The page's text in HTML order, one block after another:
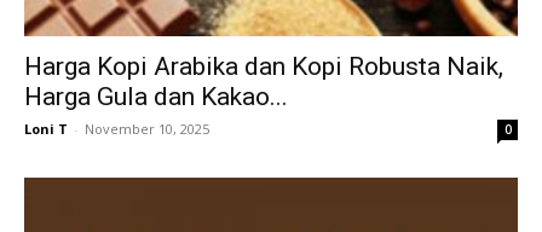
Harga Kopi Arabika dan Kopi Robusta Naik,
Harga Gula dan Kakao...
Loni T - November 10, 2025 0